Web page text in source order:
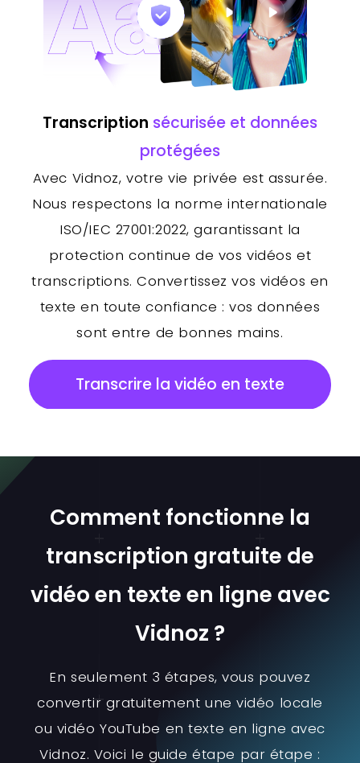
Transcription sécurisée et données
protégées
Avec Vidnoz, votre vie privée est assurée.
Nous respectons la norme internationale
ISO/IEC 27001:2022, garantissant la
protection continue de vos vidéos et
transcriptions. Convertissez vos vidéos en
texte en toute confiance : vos données
sont entre de bonnes mains.
Transcrire la vidéo en texte
Comment fonctionne la
transcription gratuite de
vidéo en texte en ligne avec
Vidnoz ?
En seulement 3 étapes, vous pouvez
convertir gratuitement une vidéo locale
ou vidéo YouTube en texte en ligne avec
Vidnoz. Voici le guide étape par étape :